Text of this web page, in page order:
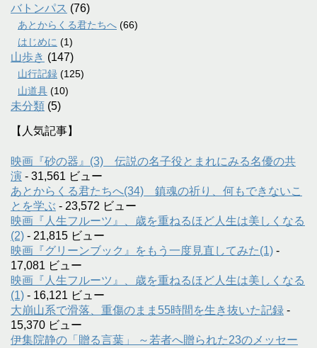
バトンパス (76)
あとからくる君たちへ (66)
はじめに (1)
山歩き (147)
山行記録 (125)
山道具 (10)
未分類 (5)
【人気記事】
映画『砂の器』(3) 伝説の名子役とまれにみる名優の共
演 - 31,561 ビュー
あとからくる君たちへ(34) 鎮魂の祈り、何もできないこ
とを学ぶ - 23,572 ビュー
映画『人生フルーツ』、歳を重ねるほど人生は美しくなる
(2) - 21,815 ビュー
映画『グリーンブック』をもう一度見直してみた(1) -
17,081 ビュー
映画『人生フルーツ』、歳を重ねるほど人生は美しくなる
(1) - 16,121 ビュー
大崩山系で滑落、重傷のまま55時間を生き抜いた記録 -
15,370 ビュー
伊集院静の「贈る言葉」 ～若者へ贈られた23のメッセー